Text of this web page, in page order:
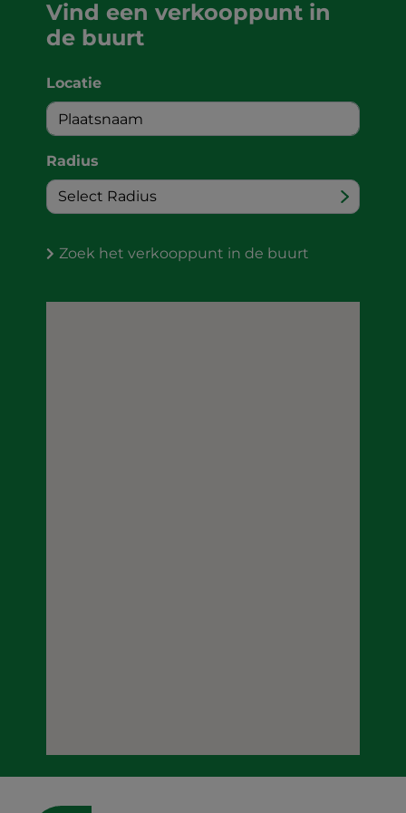
Vind een verkooppunt in
de buurt
Locatie
Radius
Zoek het verkooppunt in de buurt